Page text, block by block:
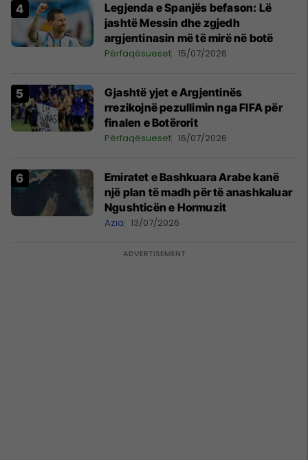
Legjenda e Spanjës befason: Lë
jashtë Messin dhe zgjedh
argjentinasin më të mirë në botë
Përfaqësueset 15/07/2026
Gjashtë yjet e Argjentinës
rrezikojnë pezullimin nga FIFA për
finalen e Botërorit
Përfaqësueset 16/07/2026
Emiratet e Bashkuara Arabe kanë
një plan të madh për të anashkaluar
Ngushticën e Hormuzit
Azia 13/07/2026